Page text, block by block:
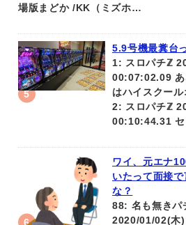
場版まどか /KK（ミズホ…
5.9号機最糞台
1: スロパチℤ
00:07:02.09 あ
はハイスクー
2: スロパチℤ
00:10:44.31
ワイ、元エナ
いたって面接
な？
88: 名も無きパ
2020/01/02(木